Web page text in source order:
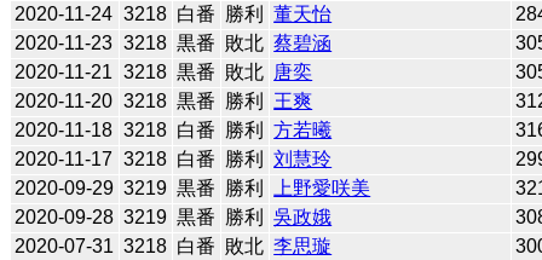
2020-11-24 3218 白番 勝利 董天怡
2020-11-23 3218 黒番 敗北 蔡碧涵
2020-11-21 3218 黒番 敗北 唐奕
2020-11-20 3218 黒番 勝利 王爽
2020-11-18 3218 白番 勝利 方若曦
2020-11-17 3218 白番 勝利 刘慧玲
2020-09-29 3219 黒番 勝利 上野愛咲美
2020-09-28 3219 黒番 勝利 吳政娥
2020-07-31 3218 白番 敗北 李思璇